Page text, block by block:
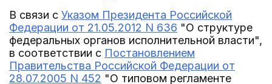
В связи с Указом Президента Российской
Федерации от 21.05.2012 N 636 "О структуре
федеральных органов исполнительной власти",
в соответствии с Постановлением
Правительства Российской Федерации от
28.07.2005 N 452 "О типовом регламенте